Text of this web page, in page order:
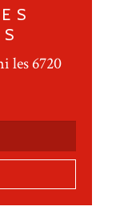
les 6720